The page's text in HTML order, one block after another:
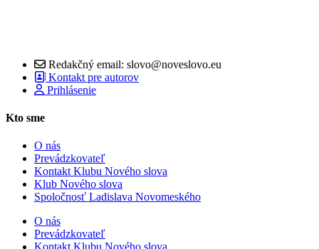
Redakčný email: slovo@noveslovo.eu
Kontakt pre autorov
Prihlásenie
Kto sme
O nás
Prevádzkovateľ
Kontakt Klubu Nového slova
Klub Nového slova
Spoločnosť Ladislava Novomeského
O nás
Prevádzkovateľ